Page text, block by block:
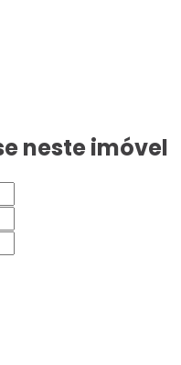
neste imóvel